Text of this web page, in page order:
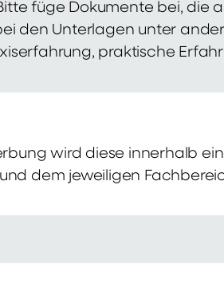
füge Dokumente bei,
den Unterlagen unter
praktische
wird diese innerhalb
dem jeweiligen